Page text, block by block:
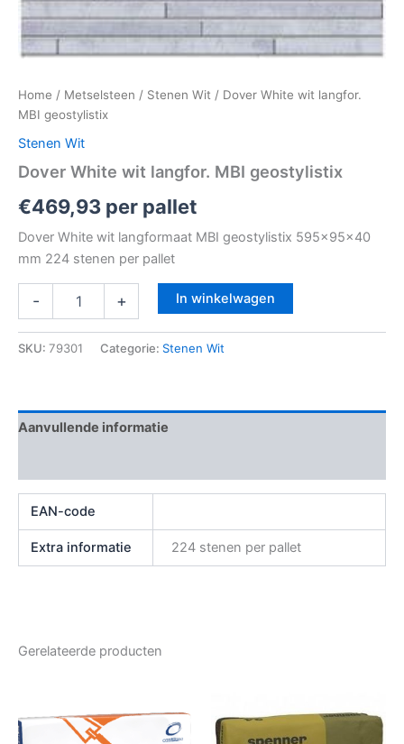
Home / Metselsteen / Stenen Wit / Dover White wit langfor.
MBI geostylistix
Stenen Wit
Dover White wit langfor. MBI geostylistix
€469,93 per pallet
Dover White wit langformaat MBI geostylistix 595x95x40
mm 224 stenen per pallet
- + In winkelwagen
SKU: 79301 Categorie: Stenen Wit
Aanvullende informatie
EAN-code
Extra informatie 224 stenen per pallet
Gerelateerde producten